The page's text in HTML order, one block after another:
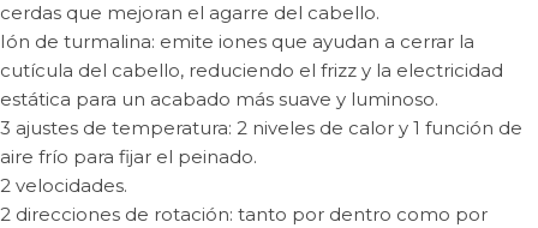
cerdas que mejoran el agarre del cabello.
Ión de turmalina: emite iones que ayudan a cerrar la
cutícula del cabello, reduciendo el frizz y la electricidad
estática para un acabado más suave y luminoso.
3 ajustes de temperatura: 2 niveles de calor y 1 función de
aire frío para fijar el peinado.
2 velocidades.
2 direcciones de rotación: tanto por dentro como por